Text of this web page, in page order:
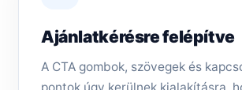
Ajánlatkérésre felépítve
A CTA gombok, szövegek és